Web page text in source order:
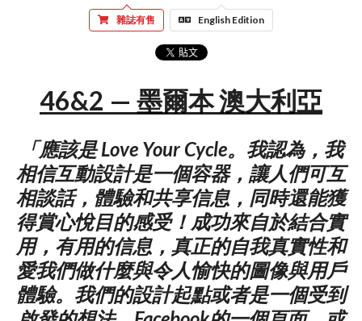
雜誌有售 English Edition
46&2 — 墨爾本 澳大利亞
「應該是 Love Your Cycle。我認為，我
相信互動設計是一個容器，讓人們可互
相談話，體驗和共享信息，同時還能獲
得賞心悅目的感受！成功來自於結合實
用，有用的信息，真正的自我真實性和
愛我們做什麼與令人愉快的圖像與用戶
體驗。我們的設計起點或者是一個受到